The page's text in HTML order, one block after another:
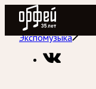
Радио Орфей
Радио
Экспомузыка